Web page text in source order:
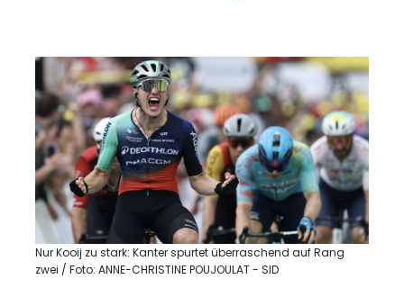
Nur Kooij zu stark: Kanter spurtet überraschend auf Rang
zwei / Foto: ANNE-CHRISTINE POUJOULAT - SID